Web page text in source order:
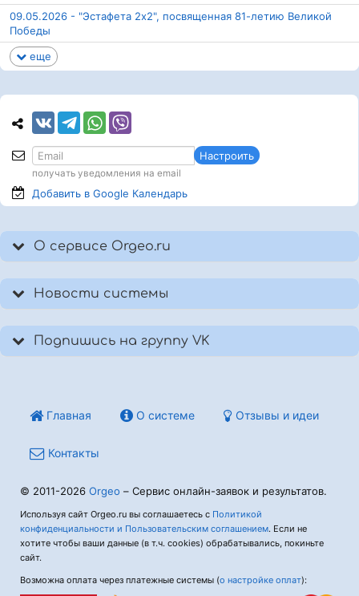
09.05.2026 - "Эстафета 2х2", посвященная 81-летию Великой
Победы
еще
Настроить
получать уведомления на email
Добавить в Google Календарь
О сервисе Orgeo.ru
Новости системы
Подпишись на группу VK
Главная О системе Отзывы и идеи
Контакты
© 2011-2026 Orgeo – Сервис онлайн-заявок и результатов.
Используя сайт Orgeo.ru вы соглашаетесь с Политикой
конфиденциальности и Пользовательским соглашением. Если не
хотите чтобы ваши данные (в т.ч. cookies) обрабатывались, покиньте
сайт.
Возможна оплата через платежные системы (о настройке оплат):